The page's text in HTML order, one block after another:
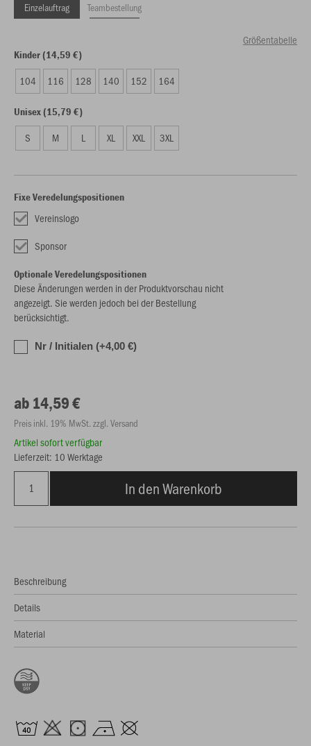
Einzelauftrag Teambestellung
Größentabelle
Kinder (14,59 €)
104 116 128 140 152 164
Unisex (15,79 €)
S M L XL XXL 3XL
Fixe Veredelungspositionen
Vereinslogo
Sponsor
Optionale Veredelungspositionen
Diese Änderungen werden in der Produktvorschau nicht
angezeigt. Sie werden jedoch bei der Bestellung
berücksichtigt.
Nr / Initialen (+4,00 €)
ab 14,59 €
Preis inkl. 19% MwSt. zzgl. Versand
Artikel sofort verfügbar
Lieferzeit: 10 Werktage
In den Warenkorb
Beschreibung
Details
Material